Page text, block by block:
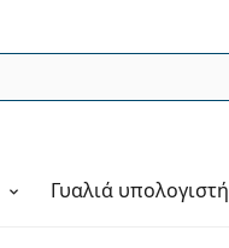
Γυαλιά υπολογιστή